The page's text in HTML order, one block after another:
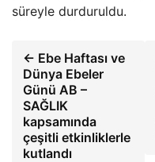
süreyle durduruldu.
← Ebe Haftası ve
Dünya Ebeler
Günü AB –
SAĞLIK
kapsamında
çeşitli etkinliklerle
kutlandı